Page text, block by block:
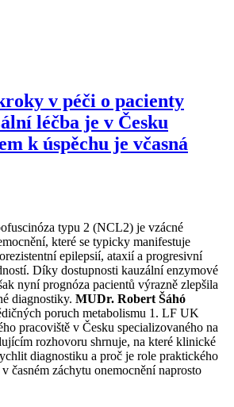
v péči o pacienty
léčba je v Česku
k úspěchu je včasná
typu 2 (NCL2) je vzácné
které se typicky manifestuje
epilepsií, ataxií a progresivní
Díky dostupnosti kauzální enzymové
nyní prognóza pacientů výrazně zlepšila
diagnostiky. MUDr. Robert Šáhó
poruch metabolismu 1. LF UK
pracoviště v Česku specializovaného na
rozhovoru shrnuje, na které klinické
diagnostiku a proč je role praktického
časném záchytu onemocnění naprosto